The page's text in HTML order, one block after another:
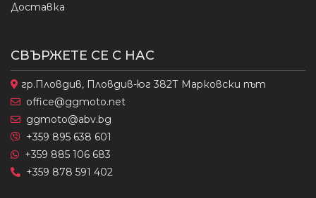
Доставка
СВЪРЖЕТЕ СЕ С НАС
гр.Пловдив, Пловдив-юг 382Т Марковски път
office@ggmoto.net
ggmoto@abv.bg
+359 895 638 601
+359 885 106 683
+359 878 591 402